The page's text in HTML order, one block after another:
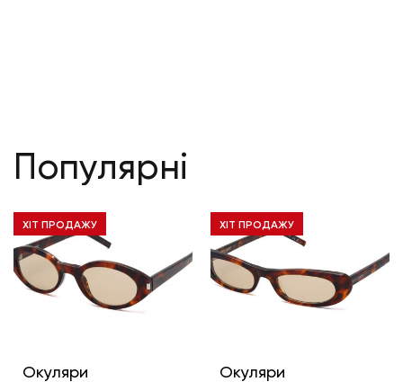
Популярні
ХІТ ПРОДАЖУ
Окуляри
ХІТ ПРОДАЖУ
Окуляри